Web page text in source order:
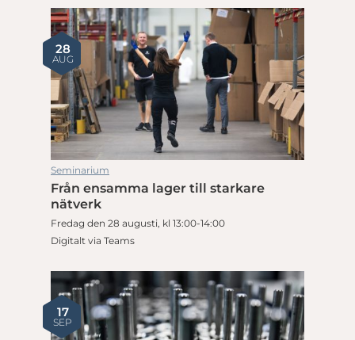
28
AUG
Seminarium
Från ensamma lager till starkare
nätverk
Fredag den 28 augusti, kl 13:00-14:00
Digitalt via Teams
17
SEP